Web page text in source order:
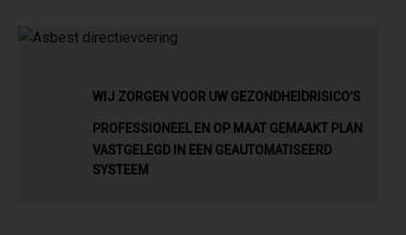
WIJ ZORGEN VOOR UW GEZONDHEIDRISICO’S
PROFESSIONEEL EN OP MAAT GEMAAKT PLAN
VASTGELEGD IN EEN GEAUTOMATISEERD
SYSTEEM